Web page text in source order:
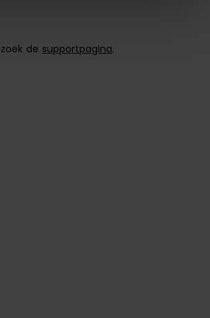
de supportpagina.